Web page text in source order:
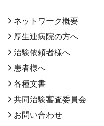
ネットワーク概要
厚生連病院の方へ
治験依頼者様へ
患者様へ
各種文書
共同治験審査委員会
お問い合わせ